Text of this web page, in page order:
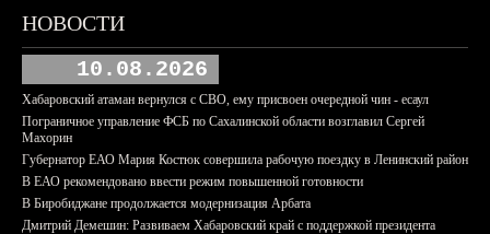
НОВОСТИ
10.08.2026
Хабаровский атаман вернулся с СВО, ему присвоен очередной чин - есаул
Пограничное управление ФСБ по Сахалинской области возглавил Сергей
Махорин
Губернатор ЕАО Мария Костюк совершила рабочую поездку в Ленинский район
В ЕАО рекомендовано ввести режим повышенной готовности
В Биробиджане продолжается модернизация Арбата
Дмитрий Демешин: Развиваем Хабаровский край с поддержкой президента